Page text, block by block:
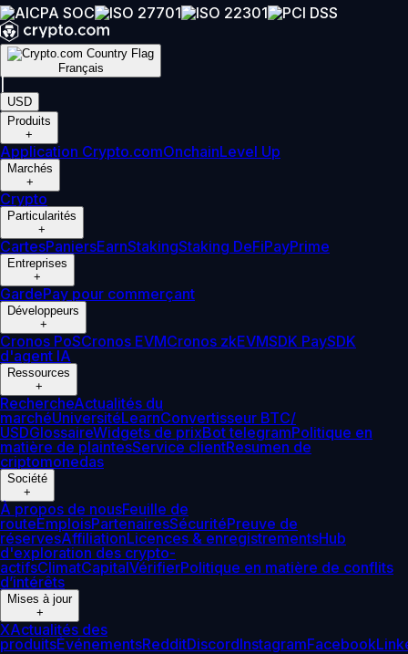
Français
USD
Produits
+
Application Crypto.comOnchainLevel Up
Marchés
+
Crypto
Particularités
+
CartesPaniersEarnStakingStaking DeFiPayPrime
Entreprises
+
GardePay pour commerçant
Développeurs
+
Cronos PoSCronos EVMCronos zkEVMSDK PaySDK
d'agent IA
Ressources
+
RechercheActualités du
marchéUniversitéLearnConvertisseur BTC/
USDGlossaireWidgets de prixBot telegramPolitique en
matière de plaintesService clientResumen de
criptomonedas
Société
+
À propos de nousFeuille de
routeEmploisPartenairesSécuritéPreuve de
réservesAffiliationLicences & enregistrementsHub
d'exploration des crypto-
actifsClimatCapitalVérifierPolitique en matière de conflits
d’intérêts
Mises à jour
+
XActualités des
produitsÉvénementsRedditDiscordInstagramFacebook